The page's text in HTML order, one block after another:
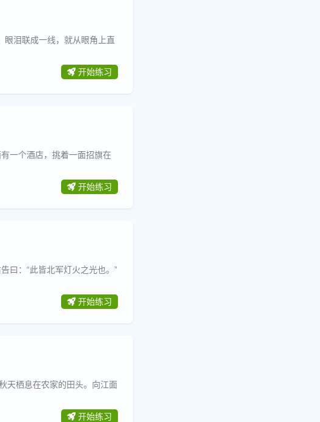
眼泪联成一线，就从眼角上直
开始练习
开始练习
开始练习
天栖息在农家的田头。向江面
开始练习